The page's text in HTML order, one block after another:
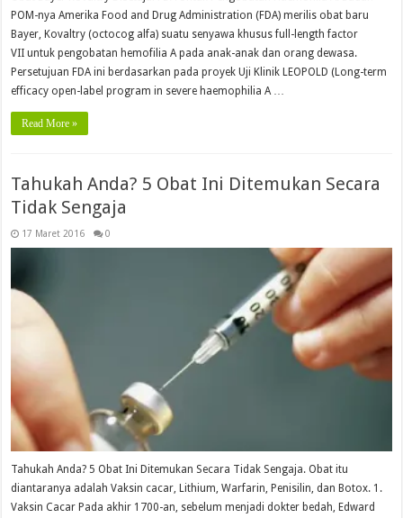
POM-nya Amerika Food and Drug Administration (FDA) merilis obat baru
Bayer, Kovaltry (octocog alfa) suatu senyawa khusus full-length factor
VII untuk pengobatan hemofilia A pada anak-anak dan orang dewasa.
Persetujuan FDA ini berdasarkan pada proyek Uji Klinik LEOPOLD (Long-term
efficacy open-label program in severe haemophilia A …
Read More »
Tahukah Anda? 5 Obat Ini Ditemukan Secara
Tidak Sengaja
17 Maret 2016 0
Tahukah Anda? 5 Obat Ini Ditemukan Secara Tidak Sengaja. Obat itu
diantaranya adalah Vaksin cacar, Lithium, Warfarin, Penisilin, dan Botox. 1.
Vaksin Cacar Pada akhir 1700-an, sebelum menjadi dokter bedah, Edward